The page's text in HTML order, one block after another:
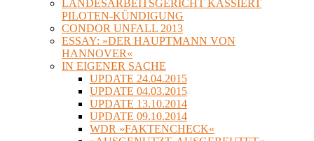
LANDESARBEITSGERICHT KASSIERT
PILOTEN-KÜNDIGUNG
CONDOR UNFALL 2013
ESSAY: »DER HAUPTMANN VON
HANNOVER«
IN EIGENER SACHE
UPDATE 24.04.2015
UPDATE 04.03.2015
UPDATE 13.10.2014
UPDATE 09.10.2014
WDR »FAKTENCHECK«